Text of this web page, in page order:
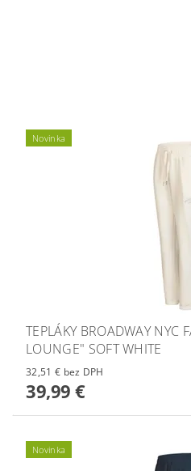
Novinka
TEPLÁKY BROADWAY NYC
LOUNGE" SOFT WHITE
32,51 € bez DPH
39,99 €
Novinka